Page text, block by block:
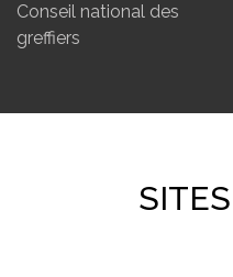
Conseil national des
greffiers